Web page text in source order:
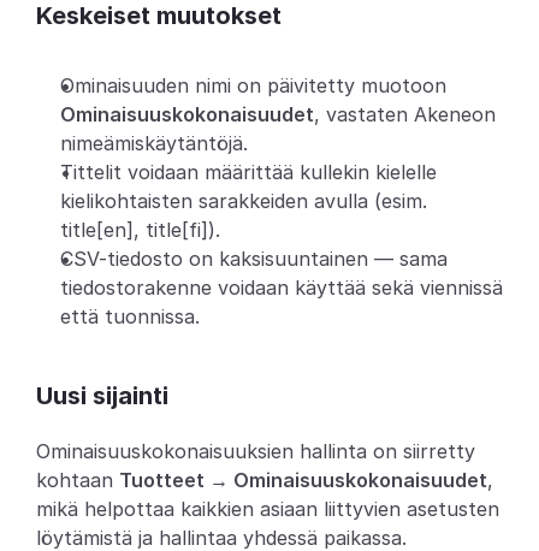
Integraatiot
Blogi
Partners
Asiakkaat
Tekoälyominaisuudet
Muutosloki
Tietoa
Select Language
V a a d mo
Keskeiset muutokset
Ominaisuuskokonaisuudet, vastaten Akeneon
nimeämiskäytäntöjä.
Tittelit voidaan määrittää kullekin kielelle
kielikohtaisten sarakkeiden avulla (esim.
title[en], title[fi]).
CSV-tiedosto on kaksisuuntainen — sama
tiedostorakenne voidaan käyttää sekä viennissä
että tuonnissa.
Uusi sijainti
Ominaisuuskokonaisuuksien hallinta on siirretty
kohtaan Tuotteet → Ominaisuuskokonaisuudet,
mikä helpottaa kaikkien asiaan liittyvien asetusten
löytämistä ja hallintaa yhdessä paikassa.